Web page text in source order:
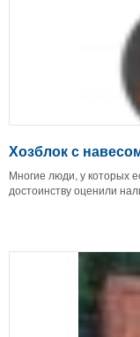
Хозблок с
Многие люди, у которых
достоинству оценили